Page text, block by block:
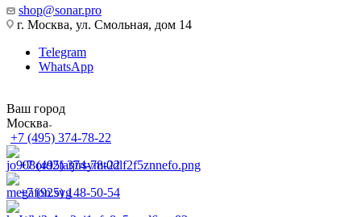
shop@sonar.pro
г. Москва, ул. Смольная, дом 14
Telegram
WhatsApp
Ваш город
Москва
+7 (495) 374-78-22
+7 (495) 374-78-22
+7 (925) 148-50-54